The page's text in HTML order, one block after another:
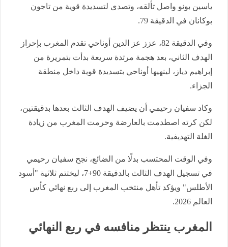
ياسين بونو واصل تألقه، وتصدى لتسديدة قوية من تاجون
بوكانان في الدقيقة 79.
وفي الدقيقة 82، عزز عز الدين أوناحي تقدم المغرب بإحراز
الهدف الثاني، بعد هجمة مرتدة سريعة بدأت بتمريرة من
إبراهيم دياز، لينهيها أوناحي بتسديدة قوية داخل منطقة
الجزاء.
وكاد سفيان رحيمي أن يضيف الهدف الثالث بعدها بدقيقتين،
لكن كرته اصطدمت بالعارضة وحرمت المغرب من زيادة
الغلة التهديفية.
وفي الوقت المحتسب بدلًا من الضائع، نجح سفيان رحيمي
في تسجيل الهدف الثالث بالدقيقة 90+7، ليختتم ثلاثية "أسود
الأطلس" ويؤكد تأهل منتخب المغرب إلى ربع نهائي كأس
العالم 2026.
المغرب ينتظر منافسه في ربع النهائي